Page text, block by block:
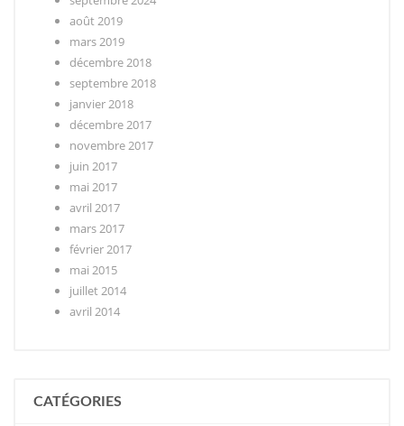
août 2019
mars 2019
décembre 2018
septembre 2018
janvier 2018
décembre 2017
novembre 2017
juin 2017
mai 2017
avril 2017
mars 2017
février 2017
mai 2015
juillet 2014
avril 2014
CATÉGORIES